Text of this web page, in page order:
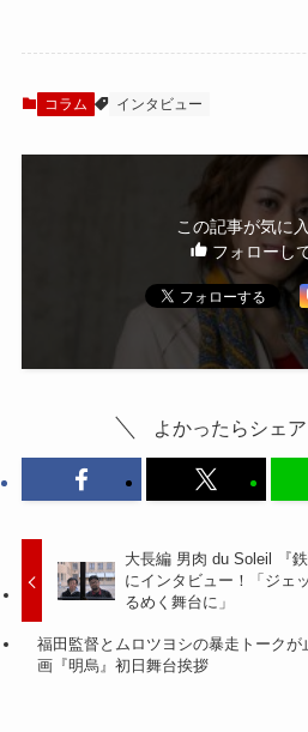
る！」
コラム インタビュー
この記事が気に
フォローし
よかったらシェア
大長編 男肉 du Soleil 『
にインタビュー！「ジェ
るめく舞台に」
福田監督とムロツヨシの暴走トークが
画『明烏』初日舞台挨拶